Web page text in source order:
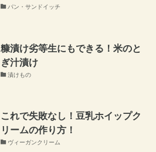
パン・サンドイッチ
糠漬け劣等生にもできる！米のと
ぎ汁漬け
漬けもの
これで失敗なし！豆乳ホイップク
リームの作り方！
ヴィーガンクリーム